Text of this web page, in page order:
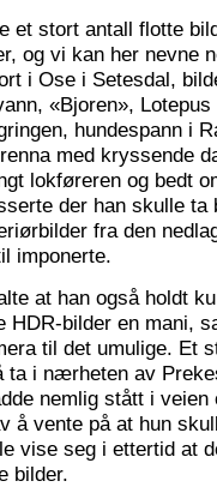
et stort antall flotte
og vi kan her nevne
i Ose i Setesdal,
«Bjoren»,
hundespann i
med kryssende
lokføreren og bedt
der han skulle
fra den
imponerte.
at han også holdt
HDR-bilder en mani,
til det umulige. Et
ta i nærheten av
nemlig stått i
å vente på at hun
vise seg i ettertid at
bilder.